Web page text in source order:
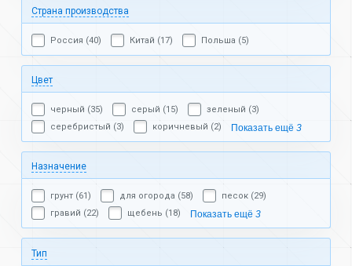
Страна производства
Россия (40) Китай (17) Польша (5)
Цвет
черный (35) серый (15)
зеленый (3)
серебристый (3)
коричневый (2) Показать ещё 3
Назначение
грунт (61) для огорода (58)
песок (29)
гравий (22)
щебень (18) Показать ещё 3
Тип